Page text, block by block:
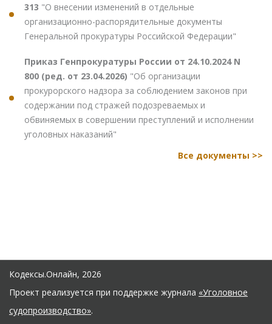
313 "О внесении изменений в отдельные
организационно-распорядительные документы
Генеральной прокуратуры Российской Федерации"
Приказ Генпрокуратуры России от 24.10.2024 N
800 (ред. от 23.04.2026) "Об организации
прокурорского надзора за соблюдением законов при
содержании под стражей подозреваемых и
обвиняемых в совершении преступлений и исполнении
уголовных наказаний"
Все документы >>
Кодексы.Онлайн, 2026
Проект реализуется при поддержке журнала «Уголовное
судопроизводство».